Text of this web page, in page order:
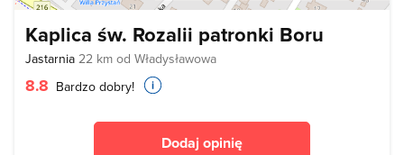
Kaplica św. Rozalii patronki Boru
Jastarnia 22 km od Władysławowa
8.8 Bardzo dobry!
Dodaj opinię